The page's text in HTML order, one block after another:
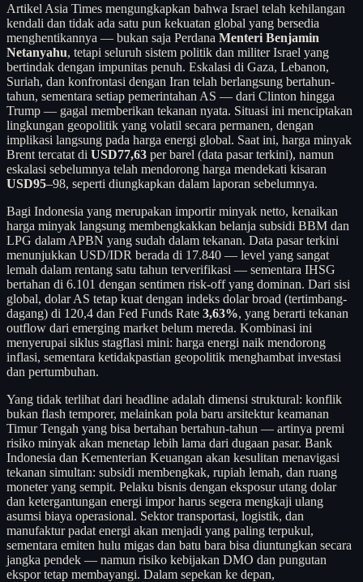
Artikel Asia Times mengungkapkan bahwa Israel telah kehilangan
kendali dan tidak ada satu pun kekuatan global yang bersedia
menghentikannya — bukan saja Perdana Menteri Benjamin
Netanyahu, tetapi seluruh sistem politik dan militer Israel yang
bertindak dengan impunitas penuh. Eskalasi di Gaza, Lebanon,
Suriah, dan konfrontasi dengan Iran telah berlangsung bertahun-
tahun, sementara setiap pemerintahan AS — dari Clinton hingga
Trump — gagal memberikan tekanan nyata. Situasi ini menciptakan
lingkungan geopolitik yang volatil secara permanen, dengan
implikasi langsung pada harga energi global. Saat ini, harga minyak
Brent tercatat di USD77,63 per barel (data pasar terkini), namun
eskalasi sebelumnya telah mendorong harga mendekati kisaran
USD95–98, seperti diungkapkan dalam laporan sebelumnya.
Bagi Indonesia yang merupakan importir minyak netto, kenaikan
harga minyak langsung membengkakkan belanja subsidi BBM dan
LPG dalam APBN yang sudah dalam tekanan. Data pasar terkini
menunjukkan USD/IDR berada di 17.840 — level yang sangat
lemah dalam rentang satu tahun terverifikasi — sementara IHSG
bertahan di 6.101 dengan sentimen risk-off yang dominan. Dari sisi
global, dolar AS tetap kuat dengan indeks dolar broad (tertimbang-
dagang) di 120,4 dan Fed Funds Rate 3,63%, yang berarti tekanan
outflow dari emerging market belum mereda. Kombinasi ini
menyerupai siklus stagflasi mini: harga energi naik mendorong
inflasi, sementara ketidakpastian geopolitik menghambat investasi
dan pertumbuhan.
Yang tidak terlihat dari headline adalah dimensi struktural: konflik
bukan flash temporer, melainkan pola baru arsitektur keamanan
Timur Tengah yang bisa bertahan bertahun-tahun — artinya premi
risiko minyak akan menetap lebih lama dari dugaan pasar. Bank
Indonesia dan Kementerian Keuangan akan kesulitan menavigasi
tekanan simultan: subsidi membengkak, rupiah lemah, dan ruang
moneter yang sempit. Pelaku bisnis dengan eksposur utang dolar
dan ketergantungan energi impor harus segera mengkaji ulang
asumsi biaya operasional. Sektor transportasi, logistik, dan
manufaktur padat energi akan menjadi yang paling terpukul,
sementara emiten hulu migas dan batu bara bisa diuntungkan secara
jangka pendek — namun risiko kebijakan DMO dan pungutan
ekspor tetap membayangi. Dalam sepekan ke depan,